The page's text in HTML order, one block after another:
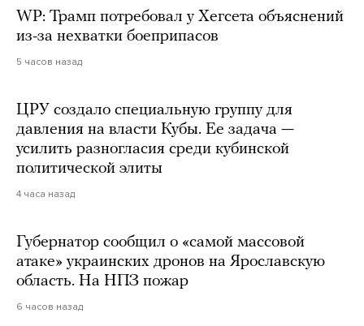
WP: Трамп потребовал у Хегсета объяснений
из-за нехватки боеприпасов
5 часов назад
ЦРУ создало специальную группу для
давления на власти Кубы. Ее задача —
усилить разногласия среди кубинской
политической элиты
4 часа назад
Губернатор сообщил о «самой массовой
атаке» украинских дронов на Ярославскую
область. На НПЗ пожар
6 часов назад